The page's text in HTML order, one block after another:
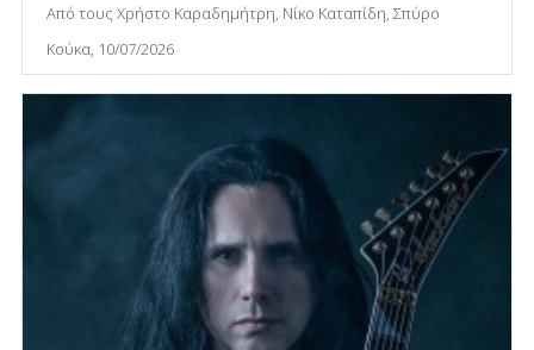
Από τους Χρήστο Καραδημήτρη, Νίκο Καταπίδη, Σπύρο
Κούκα, 10/07/2026